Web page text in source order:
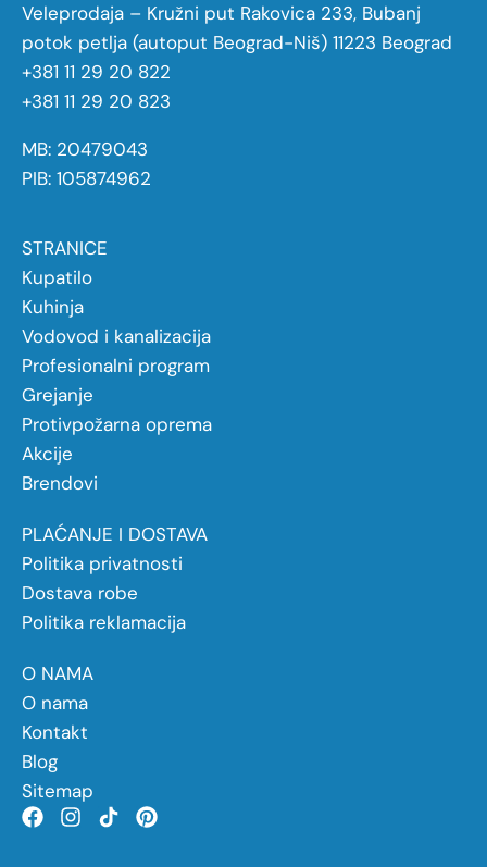
Veleprodaja – Kružni put Rakovica 233, Bubanj
potok petlja (autoput Beograd-Niš) 11223 Beograd
+381 11 29 20 822
+381 11 29 20 823
MB: 20479043
PIB: 105874962
STRANICE
Kupatilo
Kuhinja
Vodovod i kanalizacija
Profesionalni program
Grejanje
Protivpožarna oprema
Akcije
Brendovi
PLAĆANJE I DOSTAVA
Politika privatnosti
Dostava robe
Politika reklamacija
O NAMA
O nama
Kontakt
Blog
Sitemap